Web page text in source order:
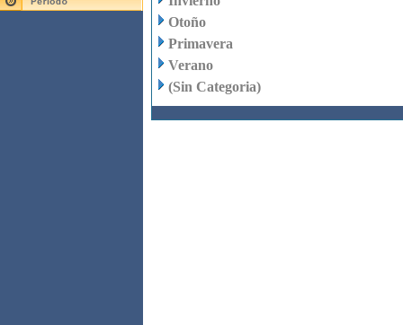
Otoño
Primavera
Verano
(Sin Categoria)